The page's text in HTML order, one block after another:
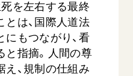
ぐ「ナガサキの
を左右する最終
は、国際人道法
もつながり、看
と指摘。人間の尊
、規制の仕組み